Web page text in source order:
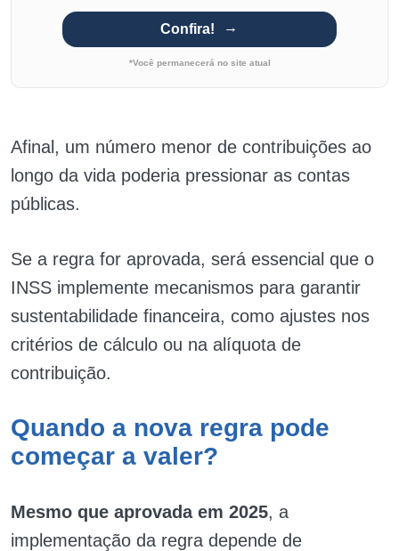
Confira!
*Você permanecerá no site atual
Afinal, um número menor de contribuições ao
longo da vida poderia pressionar as contas
públicas.
Se a regra for aprovada, será essencial que o
INSS implemente mecanismos para garantir
sustentabilidade financeira, como ajustes nos
critérios de cálculo ou na alíquota de
contribuição.
Quando a nova regra pode
começar a valer?
Mesmo que aprovada em 2025, a
implementação da regra depende de